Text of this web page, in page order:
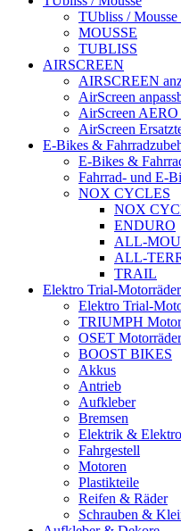
TUbliss / Mousse
MOUSSE
TUBLISS
AIRSCREEN
AIRSCREEN
AirScreen
AirScreen
AirScreen
E-Bikes &
E-Bikes &
Fahrrad- und E-
NOX CYCLES
NOX
ENDURO
ALL-
ALL-
TRAIL
Elektro Trial-
Elektro Trial-
TRIUMPH
OSET Motorräder
BOOST BIKES
Akkus
Antrieb
Aufkleber
Bremsen
Elektrik &
Fahrgestell
Motoren
Plastikteile
Reifen & Räder
Schrauben &